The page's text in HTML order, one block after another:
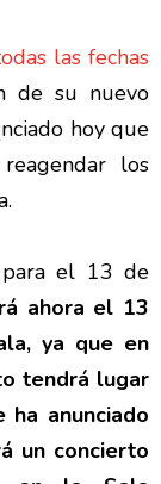
las fechas
de su nuevo
hoy que
los
para el 13 de
ahora el 13
ya que en
tendrá lugar
ha anunciado
un concierto